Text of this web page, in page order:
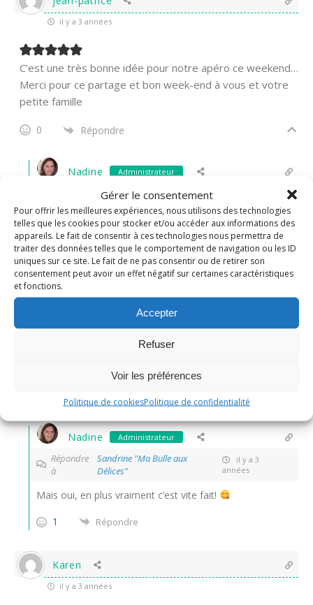
Gérer le consentement
Pour offrir les meilleures expériences, nous utilisons des technologies
telles que les cookies pour stocker et/ou accéder aux informations des
appareils. Le fait de consentir à ces technologies nous permettra de
traiter des données telles que le comportement de navigation ou les ID
uniques sur ce site. Le fait de ne pas consentir ou de retirer son
consentement peut avoir un effet négatif sur certaines caractéristiques
et fonctions.
Accepter
Refuser
Voir les préférences
Politique de cookiesPolitique de confidentialité
il y a 3 années
C’est une très bonne idée pour notre apéro ce weekend…
Merci pour ce partage et bon week-end à vous et votre
petite famille
0 Répondre
Nadine Administrateur
jean-patrice il y a 3 années
Vous allez vous régaler! Passez un bon week-end
également Jean -Patrice!
1
Répondre
Sandrine "Ma Bulle aux Délices"
c’est super sympa pour l’apéro !, je note
Répondre
Nadine Administrateur
Répondre
à
Sandrine "Ma Bulle aux
Délices"
il y a 3
années
Mais oui, en plus vraiment c’est vite fait!
1
Répondre
Karen
il y a 3 années